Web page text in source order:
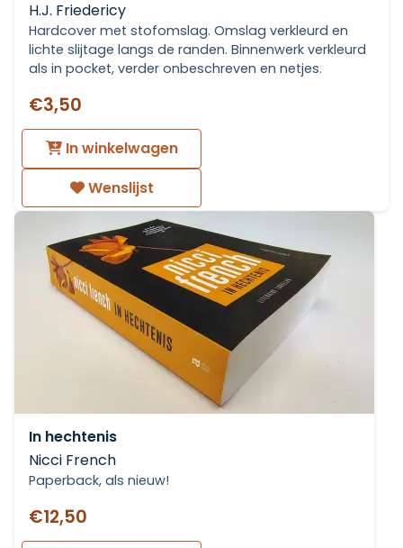
H.J. Friedericy
Hardcover met stofomslag. Omslag verkleurd en
lichte slijtage langs de randen. Binnenwerk verkleurd
als in pocket, verder onbeschreven en netjes.
€3,50
In winkelwagen
Wenslijst
In hechtenis
Nicci French
Paperback, als nieuw!
€12,50